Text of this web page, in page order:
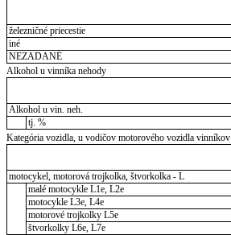
železničné priecestie
iné
NEZADANÉ
Alkohol u vinníka nehody
Alkohol u vin. neh.
tj. %
Kategória vozidla, u vodičov motorového vozidla vinníkov
motocykel, motorová trojkolka, štvorkolka - L
malé motocykle L1e, L2e
motocykle L3e, L4e
motorové trojkolky L5e
štvorkolky L6e, L7e